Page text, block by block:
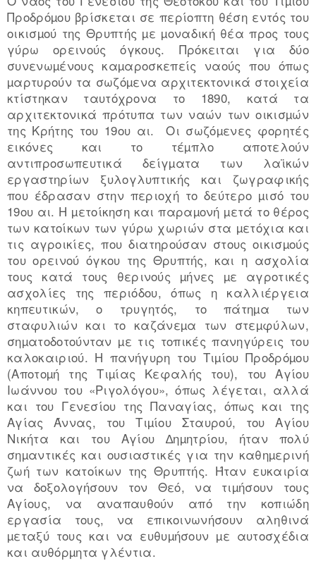
Προδρόµου βρίσκεται σε περίοπτη θέση εντός του
οικισµού της Θρυπτής µε µοναδική θέα προς τους
γύρω ορεινούς όγκους. Πρόκειται για δύο
συνενωµένους καµαροσκεπείς ναούς που όπως
µαρτυρούν τα σωζόµενα αρχιτεκτονικά στοιχεία
κτίστηκαν ταυτόχρονα το 1890, κατά τα
αρχιτεκτονικά πρότυπα των ναών των οικισµών
της Κρήτης του 19ου αι. Οι σωζόµενες φορητές
εικόνες και το τέµπλο αποτελούν
αντιπροσωπευτικά δείγµατα των λαϊκών
εργαστηρίων ξυλογλυπτικής και ζωγραφικής
που έδρασαν στην περιοχή το δεύτερο µισό του
19ου αι. Η µετοίκηση και παραµονή µετά το θέρος
των κατοίκων των γύρω χωριών στα µετόχια και
τις αγροικίες, που διατηρούσαν στους οικισµούς
του ορεινού όγκου της Θρυπτής, και η ασχολία
τους κατά τους θερινούς µήνες µε αγροτικές
ασχολίες της περιόδου, όπως η καλλιέργεια
κηπευτικών, ο τρυγητός, το πάτηµα των
σταφυλιών και το καζάνεµα των στεµφύλων,
σηµατοδοτούνταν µε τις τοπικές πανηγύρεις του
καλοκαιριού. Η πανήγυρη του Τιµίου Προδρόµου
(Αποτοµή της Τιµίας Κεφαλής του), του Αγίου
Ιωάννου του «Ριγολόγου», όπως λέγεται, αλλά
και του Γενεσίου της Παναγίας, όπως και της
Αγίας Άννας, του Τιµίου Σταυρού, του Αγίου
Νικήτα και του Αγίου ∆ηµητρίου, ήταν πολύ
σηµαντικές και ουσιαστικές για την καθηµερινή
ζωή των κατοίκων της Θρυπτής. Ήταν ευκαιρία
να δοξολογήσουν τον Θεό, να τιµήσουν τους
Αγίους, να αναπαυθούν από την κοπιώδη
εργασία τους, να επικοινωνήσουν αληθινά
µεταξύ τους και να ευθυµήσουν µε αυτοσχέδια
και αυθόρµητα γλέντια.